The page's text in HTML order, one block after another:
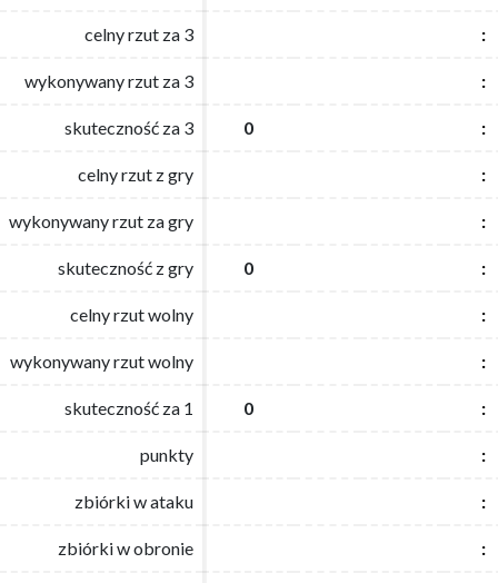
celny rzut za 3 :
wykonywany rzut za 3 :
skuteczność za 3 0 :
celny rzut z gry :
wykonywany rzut za gry :
skuteczność z gry 0 :
celny rzut wolny :
wykonywany rzut wolny :
skuteczność za 1 0 :
punkty :
zbiórki w ataku :
zbiórki w obronie :
celny rzut za 3 :
wykonywany rzut za 3 :
skuteczność za 3 0 :
celny rzut z gry :
wykonywany rzut za gry :
skuteczność z gry 0 :
celny rzut wolny :
wykonywany rzut wolny :
skuteczność za 1 0 :
punkty :
zbiórki w ataku :
zbiórki w obronie :